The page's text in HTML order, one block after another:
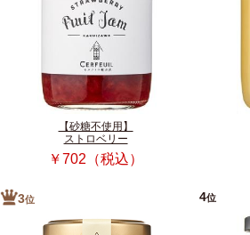
【砂糖不使用】
ストロベリー
￥702（税込）
3位 4位